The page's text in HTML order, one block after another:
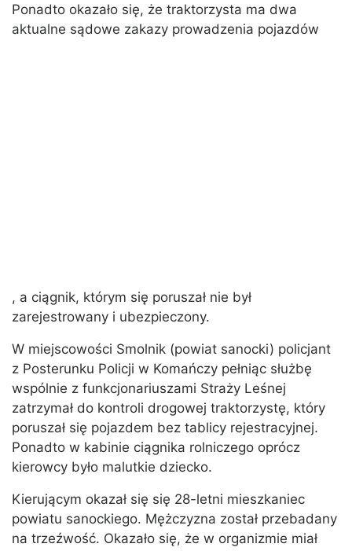
Ponadto okazało się, że traktorzysta ma dwa
aktualne sądowe zakazy prowadzenia pojazdów
, a ciągnik, którym się poruszał nie był
zarejestrowany i ubezpieczony.
W miejscowości Smolnik (powiat sanocki) policjant
z Posterunku Policji w Komańczy pełniąc służbę
wspólnie z funkcjonariuszami Straży Leśnej
zatrzymał do kontroli drogowej traktorzystę, który
poruszał się pojazdem bez tablicy rejestracyjnej.
Ponadto w kabinie ciągnika rolniczego oprócz
kierowcy było malutkie dziecko.
Kierującym okazał się się 28-letni mieszkaniec
powiatu sanockiego. Mężczyzna został przebadany
na trzeźwość. Okazało się, że w organizmie miał